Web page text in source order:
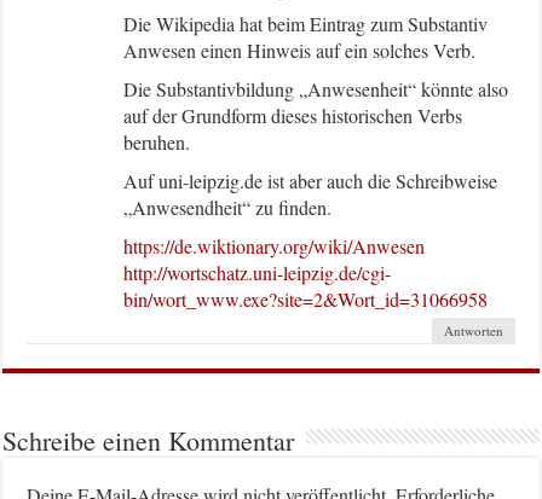
Die Wikipedia hat beim Eintrag zum Substantiv
Anwesen einen Hinweis auf ein solches Verb.
Die Substantivbildung „Anwesenheit“ könnte also
auf der Grundform dieses historischen Verbs
beruhen.
Auf uni-leipzig.de ist aber auch die Schreibweise
„Anwesendheit“ zu finden.
https://de.wiktionary.org/wiki/Anwesen
http://wortschatz.uni-leipzig.de/cgi-
bin/wort_www.exe?site=2&Wort_id=31066958
Antworten
Schreibe einen Kommentar